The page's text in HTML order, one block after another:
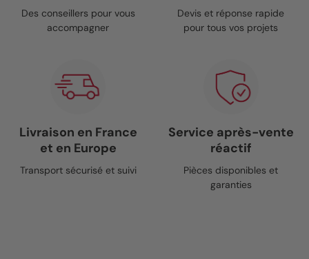
Des conseillers pour vous
accompagner
Devis et réponse rapide
pour tous vos projets
Livraison en France
et en Europe
Transport sécurisé et suivi
Service après-vente
réactif
Pièces disponibles et
garanties